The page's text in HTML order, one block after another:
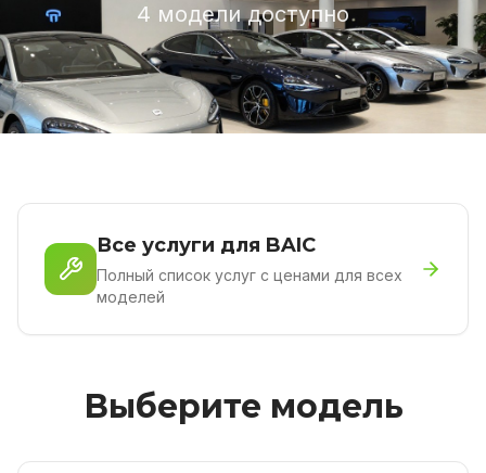
4 модели доступно
Все услуги для BAIC
Полный список услуг с ценами для всех
моделей
Выберите модель